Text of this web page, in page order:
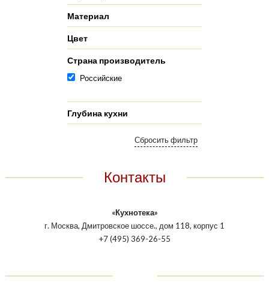
Материал
Цвет
Страна производитель
Российские
Глубина кухни
Контакты
«Кухнотека»
г. Москва, Дмитровское шоссе., дом 118, корпус 1
+7 (495) 369-26-55